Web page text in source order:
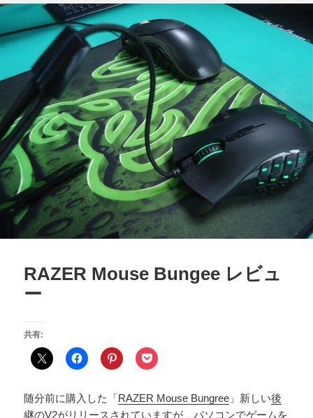
RAZER Mouse Bungee レビュ
ー
共有:
随分前に購入した「 RAZER Mouse Bungree 」新しい後
継のV2がリリースされていますが、パソコンでゲームを